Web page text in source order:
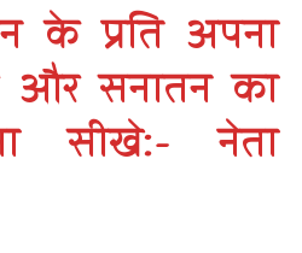
के प्रति अपना
और सनातन का
सीखे:- नेता